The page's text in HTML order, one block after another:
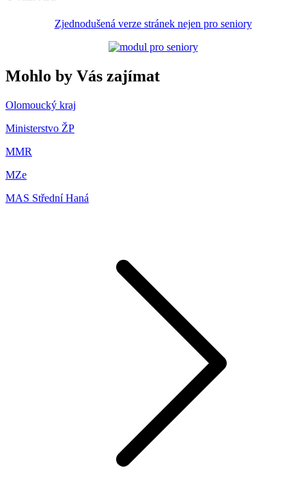
Zjednodušená verze stránek nejen pro seniory
Mohlo by Vás zajímat
Olomoucký kraj
Ministerstvo ŽP
MMR
MZe
MAS Střední Haná